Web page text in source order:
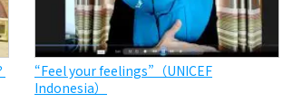
“Feel your feelings”（UNICEF
Indonesia）